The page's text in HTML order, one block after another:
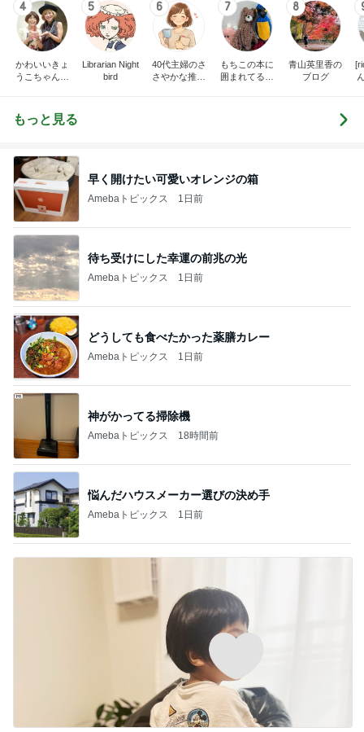
4
かわいいきょ
うこちゃんブ
5
Librarian Night
bird
6
40代主婦のさ
さやかな推し
7
もちこの本に
囲まれてるブ
8
青山英里香の
ブログ
もっと見る
早く開けたい可愛いオレンジの箱
Amebaトピックス 1日前
待ち受けにした幸運の前兆の光
Amebaトピックス 1日前
どうしても食べたかった薬膳カレー
Amebaトピックス 1日前
神がかってる掃除機
Amebaトピックス 18時間前
悩んだハウスメーカー選びの決め手
Amebaトピックス 1日前